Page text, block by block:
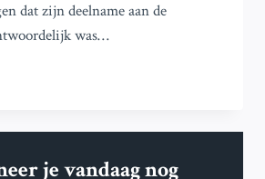
dat zijn deelname aan de
was…
je vandaag nog